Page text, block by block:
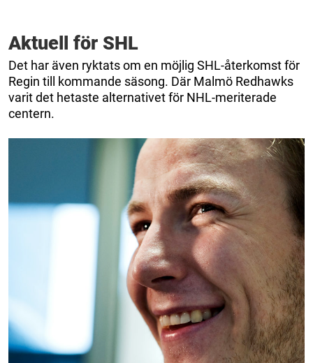
Aktuell för SHL
Det har även ryktats om en möjlig SHL-återkomst för
Regin till kommande säsong. Där Malmö Redhawks
varit det hetaste alternativet för NHL-meriterade
centern.